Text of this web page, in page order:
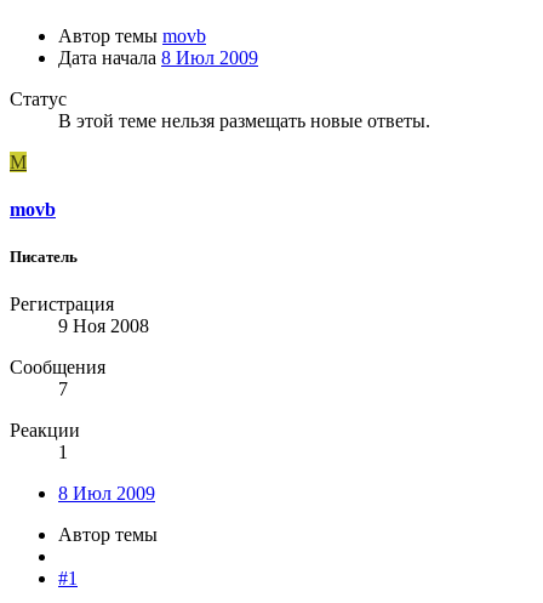
Автор темы movb
Дата начала 8 Июл 2009
Статус
В этой теме нельзя размещать новые ответы.
M
movb
Писатель
Регистрация
9 Ноя 2008
Сообщения
7
Реакции
1
8 Июл 2009
Автор темы
#1